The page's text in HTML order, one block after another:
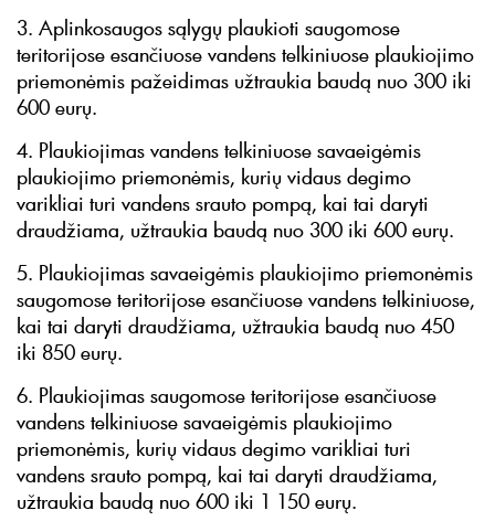
3. Aplinkosaugos sąlygų plaukioti saugomose
teritorijose esančiuose vandens telkiniuose plaukiojimo
priemonėmis pažeidimas užtraukia baudą nuo 300 iki
600 eurų.
4. Plaukiojimas vandens telkiniuose savaeigėmis
plaukiojimo priemonėmis, kurių vidaus degimo
varikliai turi vandens srauto pompą, kai tai daryti
draudžiama, užtraukia baudą nuo 300 iki 600 eurų.
5. Plaukiojimas savaeigėmis plaukiojimo priemonėmis
saugomose teritorijose esančiuose vandens telkiniuose,
kai tai daryti draudžiama, užtraukia baudą nuo 450
iki 850 eurų.
6. Plaukiojimas saugomose teritorijose esančiuose
vandens telkiniuose savaeigėmis plaukiojimo
priemonėmis, kurių vidaus degimo varikliai turi
vandens srauto pompą, kai tai daryti draudžiama,
užtraukia baudą nuo 600 iki 1 150 eurų.